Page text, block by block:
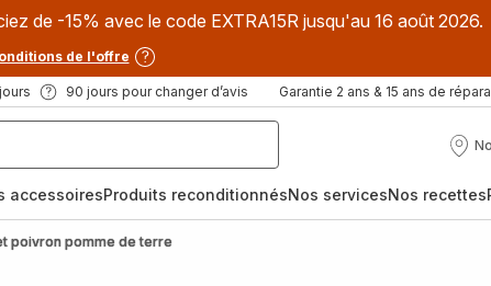
de -15% avec le code EXTRA15R jusqu'au 16 août 2026.
de l'offre
90 jours pour changer d’avis Garantie 2 ans & 15 ans de
Nos
accessoiresProduits reconditionnésNos servicesNos recettes
poivron pomme de terre